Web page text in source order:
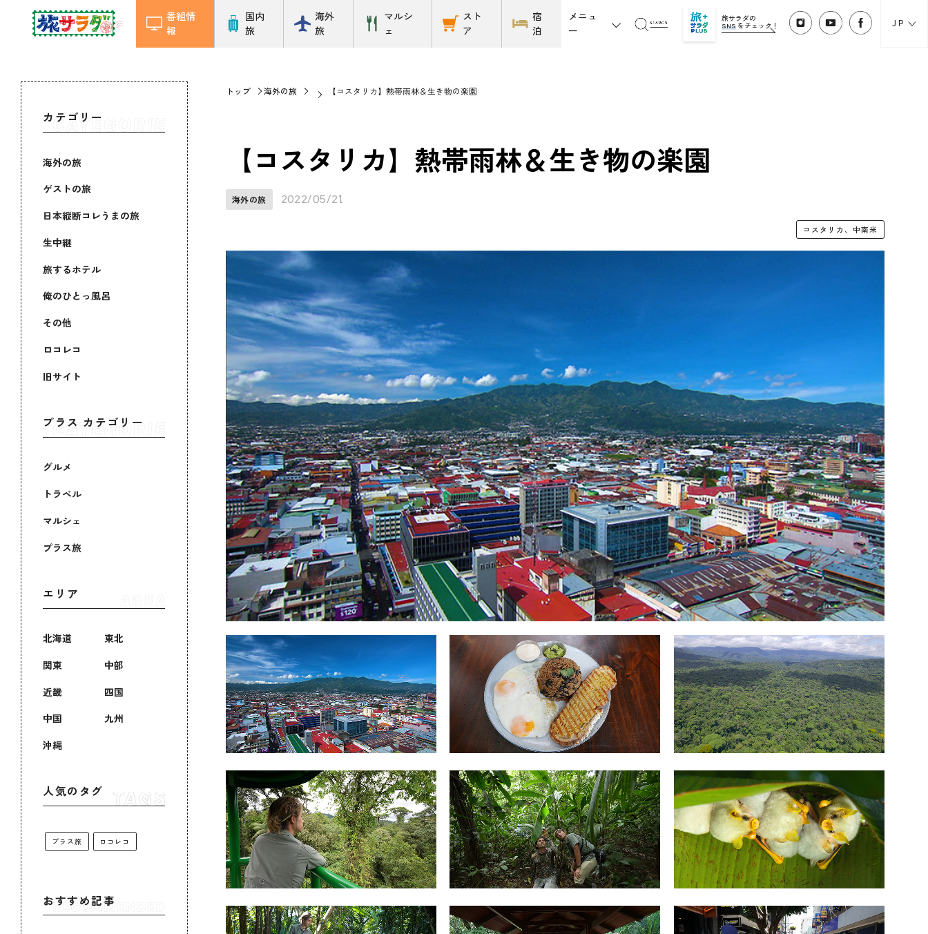
番組情
報
国内
旅
海外
旅
マルシ
ェ
スト
ア
宿
泊
メニュ
ー
旅サラダの
SNS をチェック！ JP
カテゴリー
海外の旅
ゲストの旅
日本縦断コレうまの旅
生中継
旅するホテル
俺のひとっ風呂
その他
ロコレコ
旧サイト
プラス カテゴリー
グルメ
トラベル
マルシェ
プラス旅
エリア
北海道
東北
関東
中部
近畿
四国
中国
九州
沖縄
人気のタグ
プラス旅 ロコレコ
おすすめ記事
トップ 海外の旅 【コスタリカ】熱帯雨林＆生き物の楽園
【コスタリカ】熱帯雨林＆生き物の楽園
海外の旅 2022/05/21
コスタリカ、中南米